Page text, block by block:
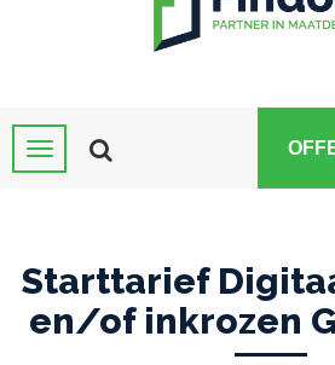
Starttarief
en/of inkrozen